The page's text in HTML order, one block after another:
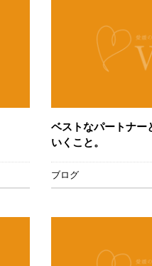
ベストなパートナー
いくこと。
ブログ